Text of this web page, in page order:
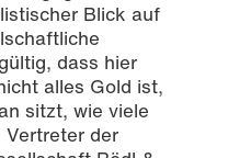
Blick auf
dass hier
alles Gold ist,
sitzt, wie viele
der